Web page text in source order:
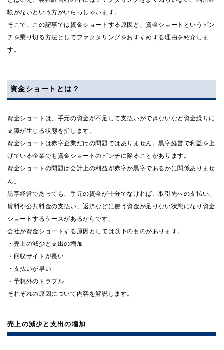
験がないという方がいらっしゃいます。
そこで、この記事では資金ショートする原因と、資金ショートというピン
チを乗り切る方法としてファクタリングをおすすめする理由を紹介しま
す。
資金ショートとは？
資金ショートは、手元の資金が不足して支払いができないなど資金繰りに
支障が生じる状態を指します。
資金ショートは赤字企業だけの問題ではありません。黒字経営で利益を上
げている企業でも資金ショートのピンチに陥ることがあります。
資金ショートの問題は会計上の利益が赤字か黒字であるかに関係ありませ
ん。
黒字経営であっても、手元の資金が十分でなければ、取引先への支払い、
賃料や公共料金の支払い、返済などに使う資金が足りない状態になり資金
ショートするケースがあるからです。
会社が資金ショートする原因としては以下のものがあります。
・売上の減少と支出の増加
・回収サイトが長い
・支払いが早い
・予想外のトラブル
それぞれの原因について内容を解説します。
売上の減少と支出の増加